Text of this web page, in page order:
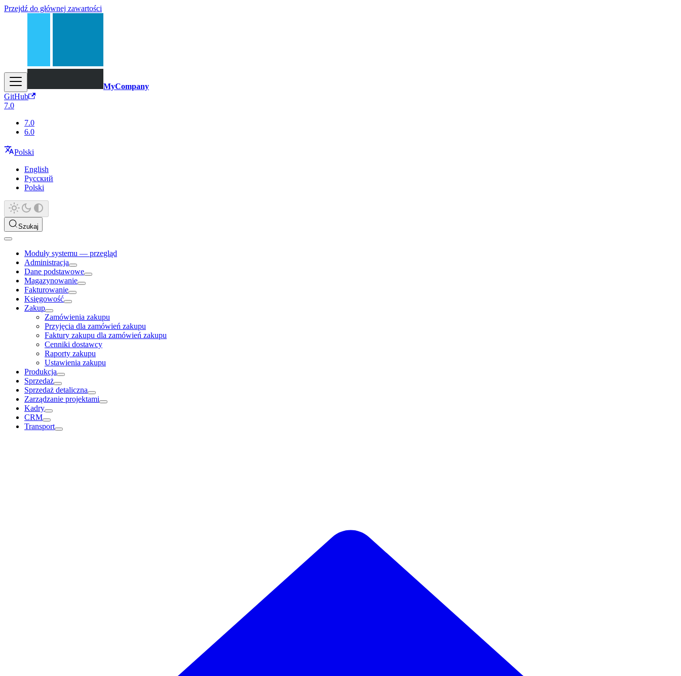
Przejdź do głównej zawartości
MyCompany
GitHub
7.0
7.0
6.0
Polski
English
Русский
Polski
Szukaj
Moduły systemu — przegląd
Administracja
Dane podstawowe
Magazynowanie
Fakturowanie
Księgowość
Zakup
Zamówienia zakupu
Przyjęcia dla zamówień zakupu
Faktury zakupu dla zamówień zakupu
Cenniki dostawcy
Raporty zakupu
Ustawienia zakupu
Produkcja
Sprzedaż
Sprzedaż detaliczna
Zarządzanie projektami
Kadry
CRM
Transport